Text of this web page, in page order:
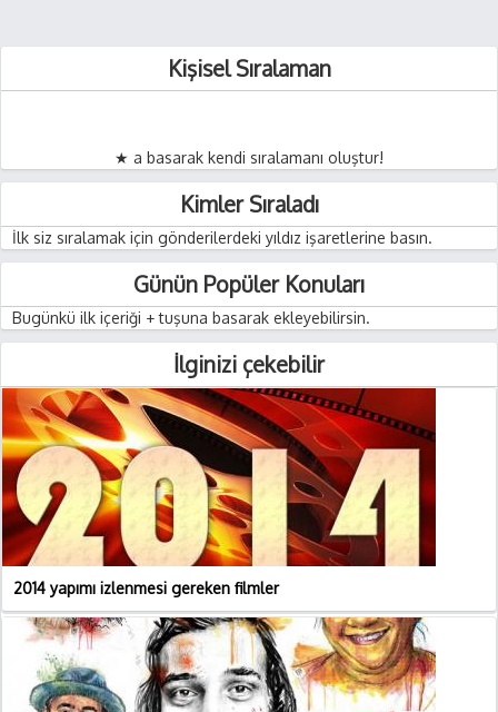
Kişisel Sıralaman
★ a basarak kendi sıralamanı oluştur!
Kimler Sıraladı
İlk siz sıralamak için gönderilerdeki yıldız işaretlerine basın.
Günün Popüler Konuları
Bugünkü ilk içeriği + tuşuna basarak ekleyebilirsin.
İlginizi çekebilir
2014 yapımı izlenmesi gereken filmler